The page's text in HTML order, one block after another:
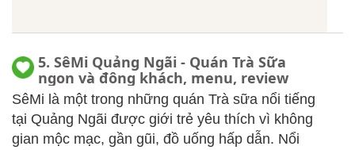
5. SêMi Quảng Ngãi - Quán Trà Sữa
ngon và đông khách, menu, review
SêMi là một trong những quán Trà sữa nổi tiếng
tại Quảng Ngãi được giới trẻ yêu thích vì không
gian mộc mạc, gần gũi, đồ uống hấp dẫn. Nổi